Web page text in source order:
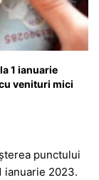
1 ianuarie
venituri mici
punctului
ianuarie 2023.